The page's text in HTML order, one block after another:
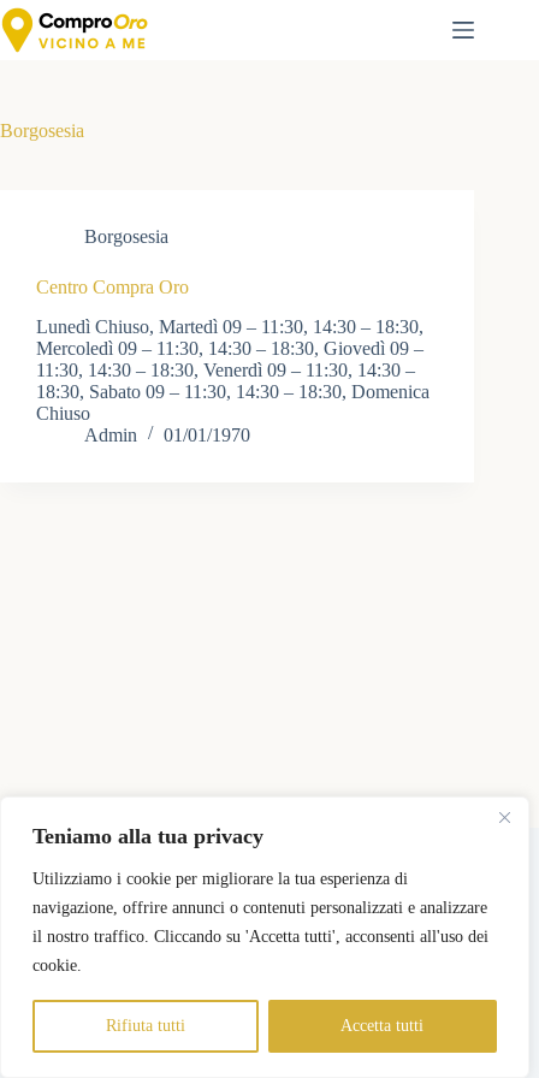
Teniamo alla tua privacy
Utilizziamo i cookie per migliorare la tua esperienza di
navigazione, offrire annunci o contenuti personalizzati e analizzare
il nostro traffico. Cliccando su 'Accetta tutti', acconsenti all'uso dei
cookie.
Rifiuta tutti Accetta tutti
Salta
al
contenuto
Borgosesia
Borgosesia
Centro Compra Oro
Lunedì Chiuso, Martedì 09 – 11:30, 14:30 – 18:30,
Mercoledì 09 – 11:30, 14:30 – 18:30, Giovedì 09 –
11:30, 14:30 – 18:30, Venerdì 09 – 11:30, 14:30 –
18:30, Sabato 09 – 11:30, 14:30 – 18:30, Domenica
Chiuso
Admin
01/01/1970
Copyright © 2026 - Tema WordPress sviluppato da
Pricing
Registra il mio Negozio
Login Negozi Partner